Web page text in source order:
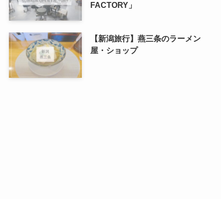
FACTORY」
【新潟旅行】燕三条のラーメン
屋・ショップ